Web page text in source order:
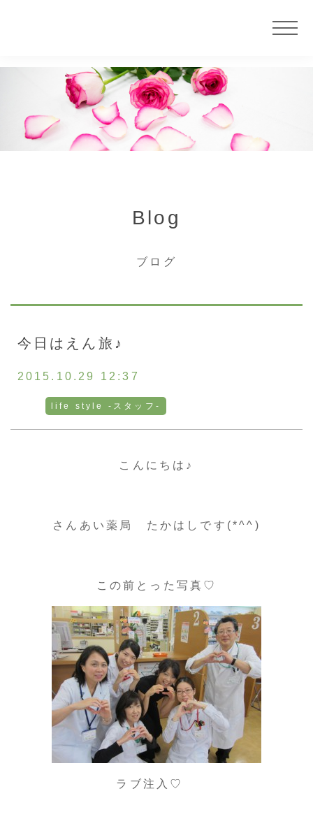
ニュース
サービス
店舗案内
採用情報
通販
ご相談・お問い合わせ
Blog
ブログ
今日はえん旅♪
2015.10.29 12:37
life style -スタッフ-
こんにちは♪
さんあい薬局 たかはしです(*^^)
この前とった写真♡
ラブ注入♡